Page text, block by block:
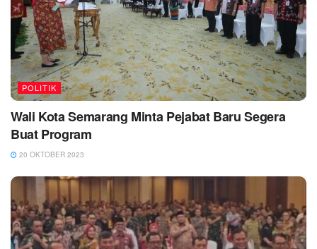
POLITIK
Wali Kota Semarang Minta Pejabat Baru Segera
Buat Program
20 OKTOBER 2023